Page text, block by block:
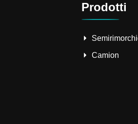
Prodotti
Camion